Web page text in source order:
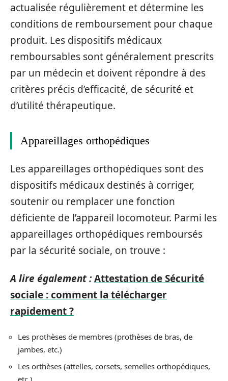
actualisée régulièrement et détermine les
conditions de remboursement pour chaque
produit. Les dispositifs médicaux
remboursables sont généralement prescrits
par un médecin et doivent répondre à des
critères précis d’efficacité, de sécurité et
d’utilité thérapeutique.
Appareillages orthopédiques
Les appareillages orthopédiques sont des
dispositifs médicaux destinés à corriger,
soutenir ou remplacer une fonction
déficiente de l’appareil locomoteur. Parmi les
appareillages orthopédiques remboursés
par la sécurité sociale, on trouve :
A lire également :Attestation de Sécurité
sociale : comment la télécharger
rapidement ?
Les prothèses de membres (prothèses de bras, de
jambes, etc.)
Les orthèses (attelles, corsets, semelles orthopédiques,
etc.)